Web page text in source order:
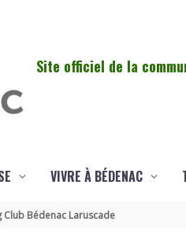
Site officiel de la
VIVRE À BÉDENAC
Club Bédenac Laruscade